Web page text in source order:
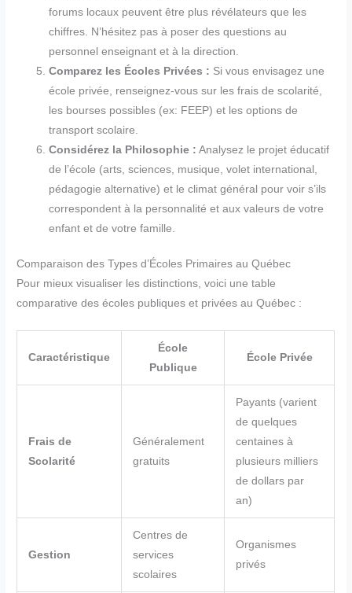
forums locaux peuvent être plus révélateurs que les
chiffres. N’hésitez pas à poser des questions au
personnel enseignant et à la direction.
Comparez les Écoles Privées : Si vous envisagez une
école privée, renseignez-vous sur les frais de scolarité,
les bourses possibles (ex: FEEP) et les options de
transport scolaire.
Considérez la Philosophie : Analysez le projet éducatif
de l’école (arts, sciences, musique, volet international,
pédagogie alternative) et le climat général pour voir s’ils
correspondent à la personnalité et aux valeurs de votre
enfant et de votre famille.
Comparaison des Types d’Écoles Primaires au Québec
Pour mieux visualiser les distinctions, voici une table
comparative des écoles publiques et privées au Québec :
Caractéristique
École
Publique
École Privée
Frais de
Scolarité
Généralement
gratuits
Payants (varient
de quelques
centaines à
plusieurs milliers
de dollars par
an)
Gestion
Centres de
services
scolaires
Organismes
privés